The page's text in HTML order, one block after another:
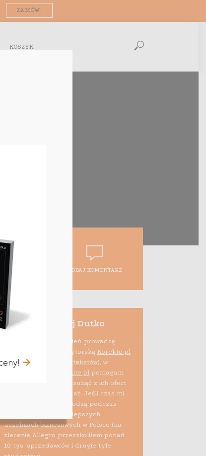
ZAMÓW!
KOSZYK
DODAJ KOMENTARZ
Maciej Dutko
Na co dzień prowadzę
firmę edytorską Korekto.pl
(korekta tekstów), w
Audite.plpomagam
też e-sprzedawcom usunąć z ich ofert
błędy psujące sprzedaż. Jeśli czas mi
pozwala, dzielę się wiedzą podczas
szkoleń i zajęć na najlepszych
uczelniach biznesowych w Polsce (na
zlecenie Allegro przeszkoliłem ponad
10 tys. sprzedawców i drugie tyle